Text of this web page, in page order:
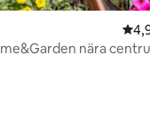
betyg, 161 omdömen
nära